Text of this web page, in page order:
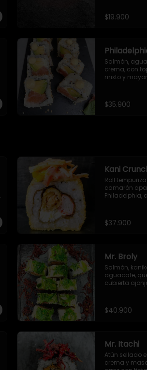
$19.900
Salmón,
crema, con
mixto y
$35.900
Kani
Roll
camarón
Philadelphia,
del chef
$37.900
Mr. Broly
Salmón,
aguacate,
cubierta
crispy.
$40.900
Mr. Itachi
Atún sellado
crema y